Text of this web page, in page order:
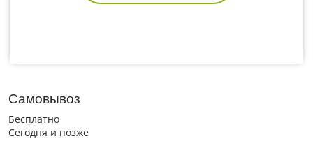
Самовывоз
Бесплатно
Сегодня и позже